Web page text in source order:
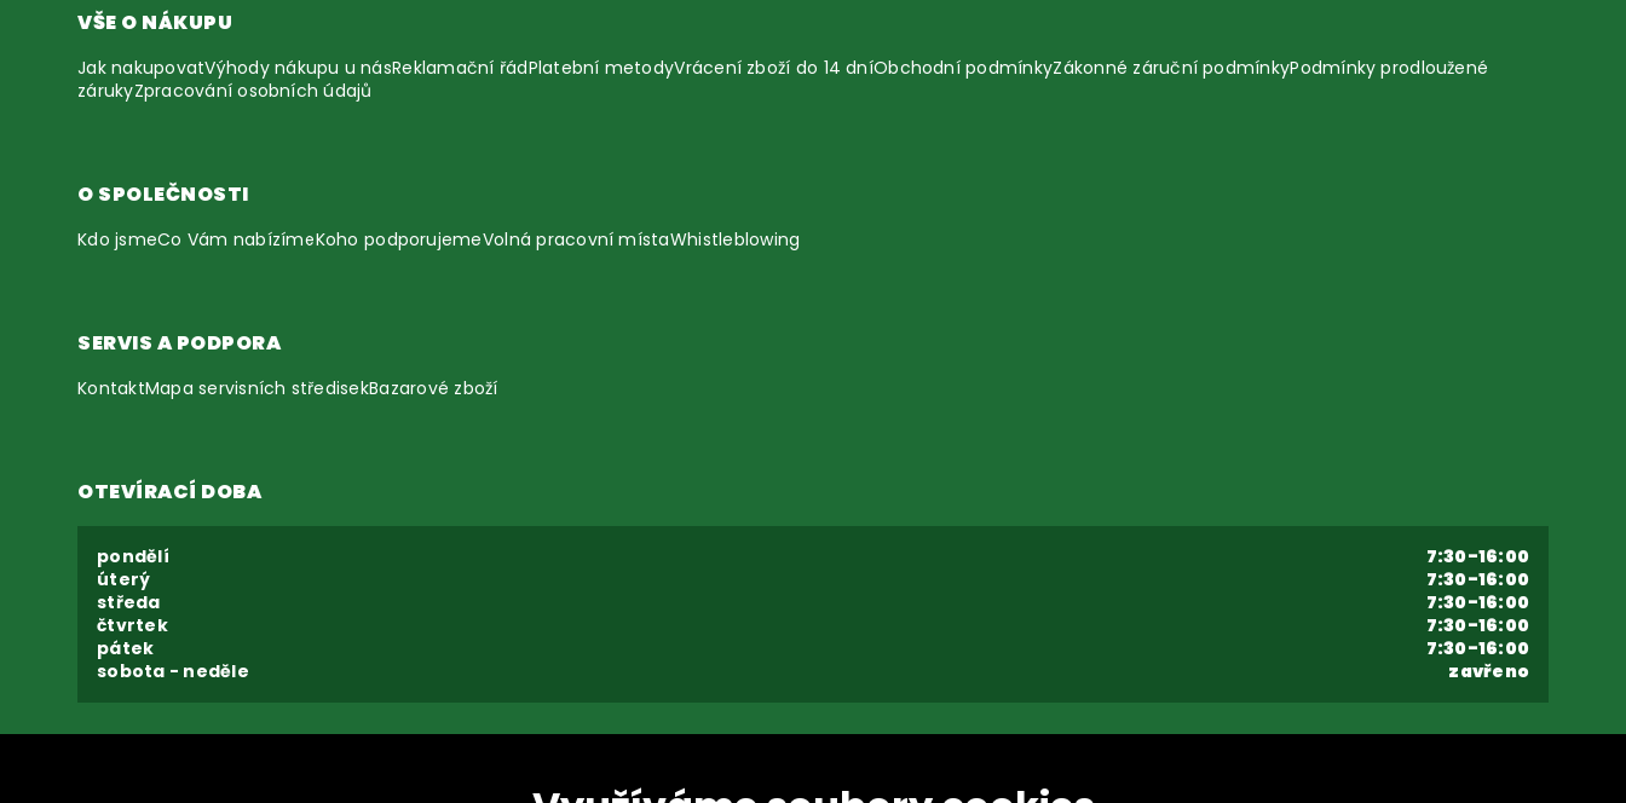
VŠE O NÁKUPU
Jak nakupovatVýhody nákupu u násReklamační řádPlatební metodyVrácení zboží do 14 dníObchodní podmínkyZákonné záruční podmínkyPodmínky prodloužené
zárukyZpracování osobních údajů
O SPOLEČNOSTI
Kdo jsmeCo Vám nabízímeKoho podporujemeVolná pracovní místaWhistleblowing
SERVIS A PODPORA
KontaktMapa servisních středisekBazarové zboží
OTEVÍRACÍ DOBA
pondělí
7:30-16:00
úterý
7:30-16:00
středa
7:30-16:00
čtvrtek
7:30-16:00
pátek
7:30-16:00
sobota - neděle
zavřeno